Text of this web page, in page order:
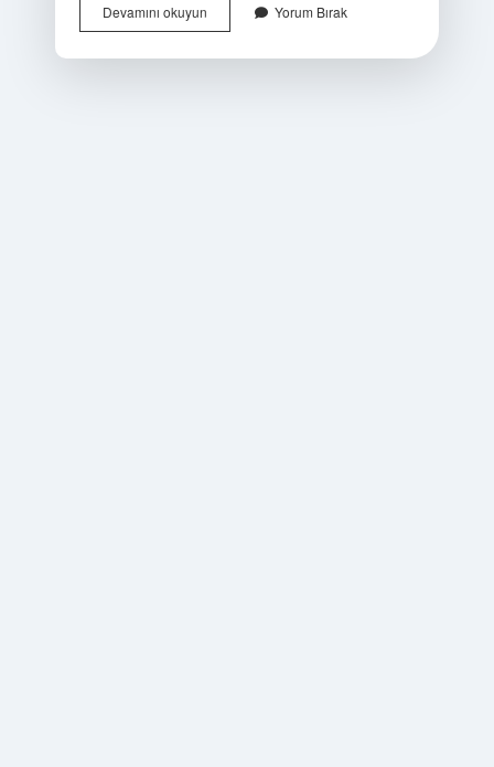
Devamını okuyunFırın
Fanlı
Yorum Bırak